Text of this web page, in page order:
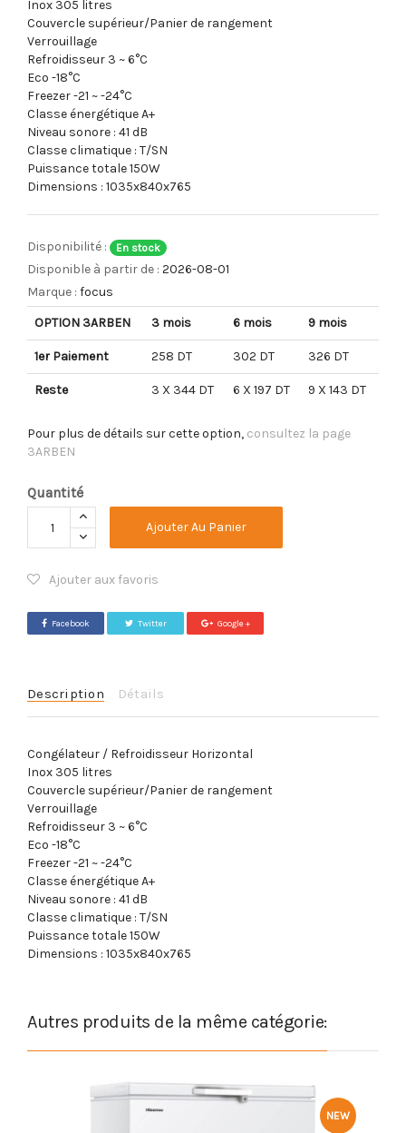
Inox 305 litres
Couvercle supérieur/Panier de rangement
Verrouillage
Refroidisseur 3 ~ 6°C
Eco -18°C
Freezer -21 ~ -24°C
Classe énergétique A+
Niveau sonore : 41 dB
Classe climatique : T/SN
Puissance totale 150W
Dimensions : 1035x840x765
Disponibilité : En stock
Disponible à partir de : 2026-08-01
Marque : focus
OPTION 3ARBEN
3 mois 6 mois 9 mois
1er Paiement 258 DT 302 DT 326 DT
Reste 3 X 344 DT 6 X 197 DT 9 X 143 DT
Pour plus de détails sur cette option, consultez la page
3ARBEN
Quantité
Ajouter Au Panier
Ajouter aux favoris
Facebook Twitter Google +
Description Détails
Congélateur / Refroidisseur Horizontal
Inox 305 litres
Couvercle supérieur/Panier de rangement
Verrouillage
Refroidisseur 3 ~ 6°C
Eco -18°C
Freezer -21 ~ -24°C
Classe énergétique A+
Niveau sonore : 41 dB
Classe climatique : T/SN
Puissance totale 150W
Dimensions : 1035x840x765
Autres produits de la même catégorie:
NEW